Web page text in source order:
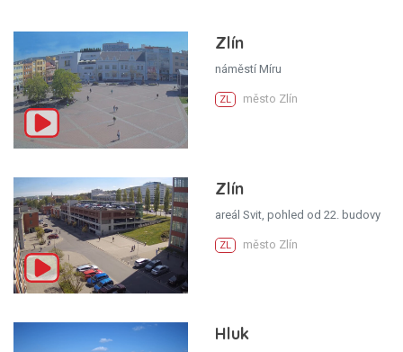
Zlín
náměstí Míru
ZL město Zlín
Zlín
areál Svit, pohled od 22. budovy
ZL město Zlín
Hluk